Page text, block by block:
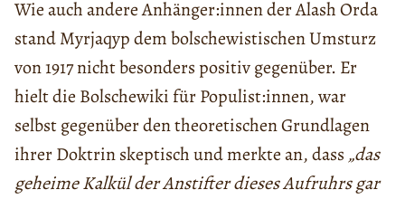
Wie auch andere Anhänger:innen der Alash Orda
stand Myrjaqyp dem bolschewistischen Umsturz
von 1917 nicht besonders positiv gegenüber. Er
hielt die Bolschewiki für Populist:innen, war
selbst gegenüber den theoretischen Grundlagen
ihrer Doktrin skeptisch und merkte an, dass „das
geheime Kalkül der Anstifter dieses Aufruhrs gar